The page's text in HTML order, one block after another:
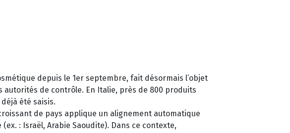
depuis le 1er septembre, fait désormais l’objet
autorités de contrôle. En Italie, près de 800 produits
été saisis.
de pays applique un alignement automatique
: Israël, Arabie Saoudite). Dans ce contexte,